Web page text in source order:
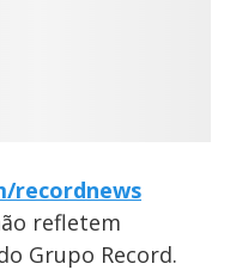
recordnews
refletem
Grupo Record.